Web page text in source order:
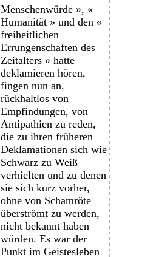
Menschenwürde », «
Humanität » und den «
freiheitlichen
Errungenschaften des
Zeitalters » hatte
deklamieren hören,
fingen nun an,
rückhaltlos von
Empfindungen, von
Antipathien zu reden,
die zu ihren früheren
Deklamationen sich wie
Schwarz zu Weiß
verhielten und zu denen
sie sich kurz vorher,
ohne von Schamröte
überströmt zu werden,
nicht bekannt haben
würden. Es war der
Punkt im Geistesleben